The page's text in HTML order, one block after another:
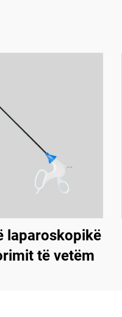
laparoskopikë
të vetëm